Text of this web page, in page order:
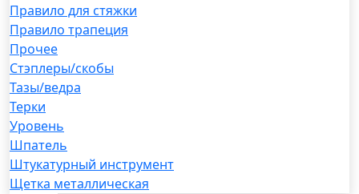
Правило для стяжки
Правило трапеция
Прочее
Стэплеры/скобы
Тазы/ведра
Терки
Уровень
Шпатель
Штукатурный инструмент
Щетка металлическая